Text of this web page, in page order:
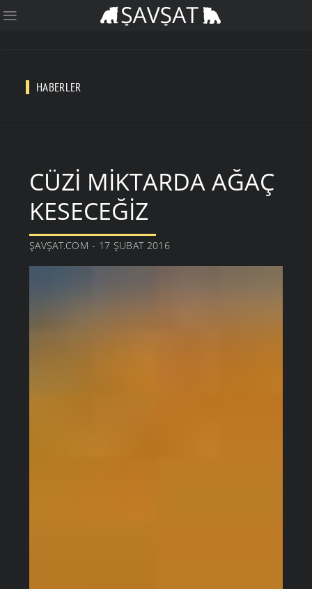
HABERLER
CÜZI MIKTARDA AĞAÇ
KESECEĞIZ
ŞAVŞAT.COM - 17 ŞUBAT 2016